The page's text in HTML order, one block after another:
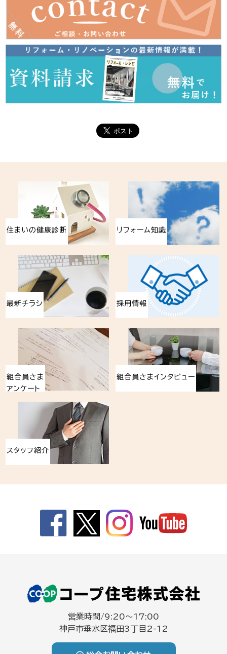
住まいの健康診断 リフォーム知識
最新チラシ 採用情報
組合員さま
アンケート
組合員さまインタビュー
スタッフ紹介
営業時間/9:20～17:00
神戸市垂水区福田3丁目2-12